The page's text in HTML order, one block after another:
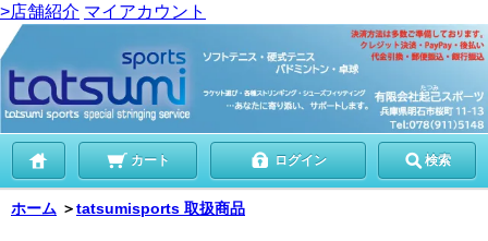
>店舗紹介 マイアカウント
カート ログイン 検索
ホーム ＞tatsumisports 取扱商品